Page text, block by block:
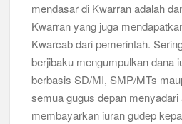
mendasar di Kwarran adalah
Kwarran yang juga
Kwarcab dari pemerintah.
berjibaku mengumpulkan dana
berbasis SD/MI, SMP/MTs
semua gugus depan
membayarkan iuran gudep